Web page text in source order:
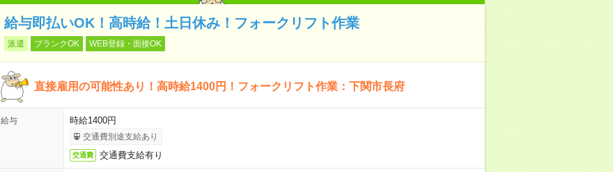
給与即払いOK！高時給！土日休み！フォークリフト作業
派遣 ブランクOK WEB登録・面接OK
直接雇用の可能性あり！高時給1400円！フォークリフト作業：下関市長府
給与 時給1400円
交通費別途支給あり
交通費 交通費支給有り